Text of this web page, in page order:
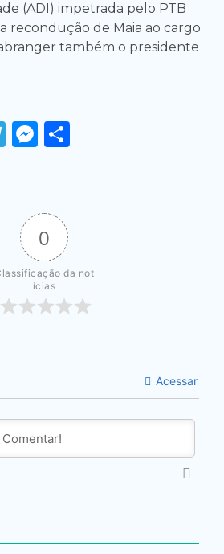
(ADI) impetrada pelo PTB
recondução de Maia ao cargo
também o presidente
Telegram
Messenger
0
da not
ícias
Acessar